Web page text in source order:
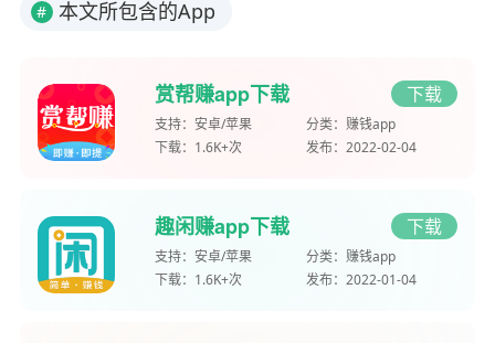
# 本文所包含的App
赏帮赚app下载 下载
支持： 安卓/苹果 分类： 赚钱app
下载： 1.6K+次 发布： 2022-02-04
趣闲赚app下载 下载
支持： 安卓/苹果 分类： 赚钱app
下载： 1.6K+次 发布： 2022-01-04